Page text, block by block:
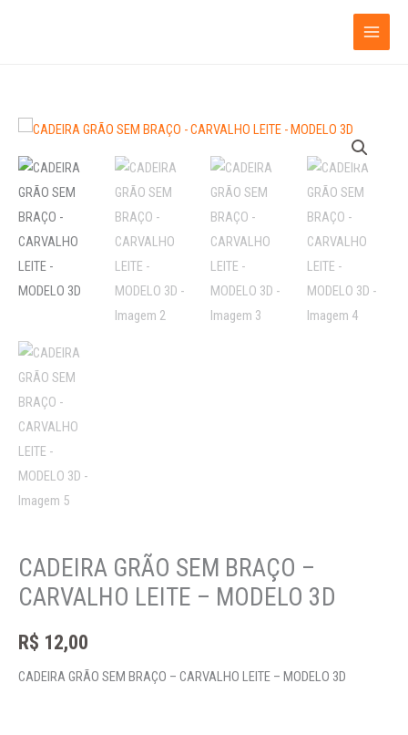
CADEIRA GRÃO SEM BRAÇO –
CARVALHO LEITE – MODELO 3D
R$ 12,00
CADEIRA GRÃO SEM BRAÇO – CARVALHO LEITE – MODELO 3D
CADEIRA
GRÃO
SEM
BRAÇO
-
CARVALHO
LEITE
-
3D
quantidade